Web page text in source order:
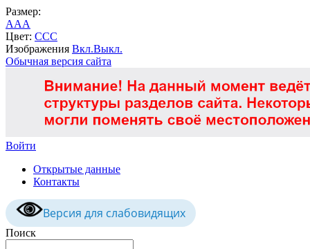
Размер:
AAA
Цвет: CCC
Изображения Вкл.Выкл.
Обычная версия сайта
Войти
Открытые данные
Контакты
Версия для слабовидящих
Поиск